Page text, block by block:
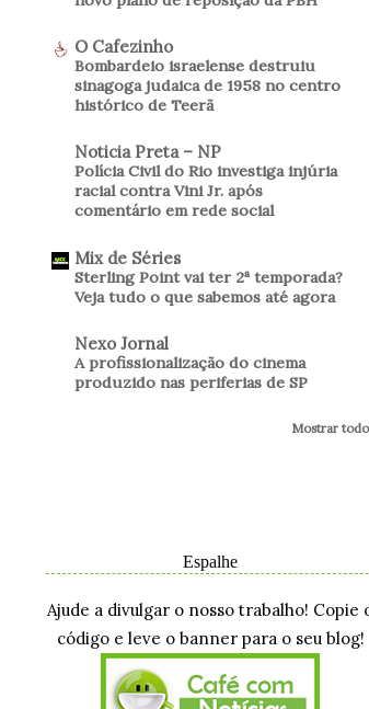
O Cafezinho
Bombardeio israelense destruiu
sinagoga judaica de 1958 no centro
histórico de Teerã
Noticia Preta – NP
Polícia Civil do Rio investiga injúria
racial contra Vini Jr. após
comentário em rede social
Mix de Séries
Sterling Point vai ter 2ª temporada?
Veja tudo o que sabemos até agora
Nexo Jornal
A profissionalização do cinema
produzido nas periferias de SP
Mostrar
Espalhe
Ajude a divulgar o nosso trabalho! Copie
código e leve o banner para o seu blog!